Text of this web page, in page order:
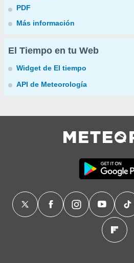
PDF
Más información
El Tiempo en tu Web
Widget de El tiempo
API de Meteorología